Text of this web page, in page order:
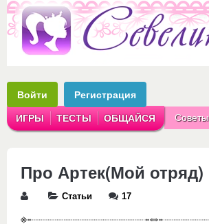
Войти Регистрация
ИГРЫ ТЕСТЫ ОБЩАЙСЯ Советы
Про Артек(Мой отряд)
Статьи 17